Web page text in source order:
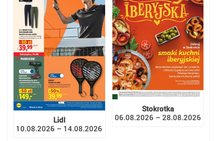
Lidl
10.08.2026 – 14.08.2026
Stokrotka
06.08.2026 – 28.08.2026